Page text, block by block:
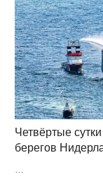
Четвёртые
берегов